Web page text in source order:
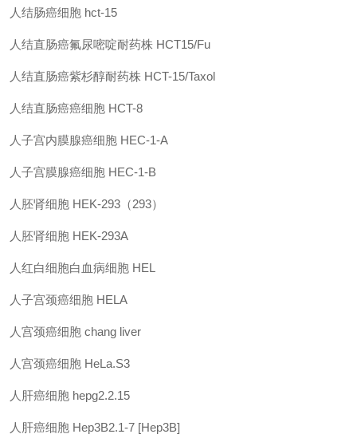
人结肠癌细胞 hct-15
人结直肠癌氟尿嘧啶耐药株 HCT15/Fu
人结直肠癌紫杉醇耐药株 HCT-15/Taxol
人结直肠癌癌细胞 HCT-8
人子宫内膜腺癌细胞 HEC-1-A
人子宫膜腺癌细胞 HEC-1-B
人胚肾细胞 HEK-293（293）
人胚肾细胞 HEK-293A
人红白细胞白血病细胞 HEL
人子宫颈癌细胞 HELA
人宫颈癌细胞 chang liver
人宫颈癌细胞 HeLa.S3
人肝癌细胞 hepg2.2.15
人肝癌细胞 Hep3B2.1-7 [Hep3B]